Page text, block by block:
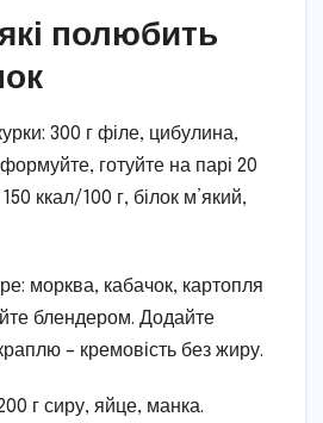
полюбить
300 г філе, цибулина,
готуйте на парі 20
ккал/100 г, білок м’який,
морква, кабачок, картопля
блендером. Додайте
– кремовість без жиру.
г сиру, яйце, манка.